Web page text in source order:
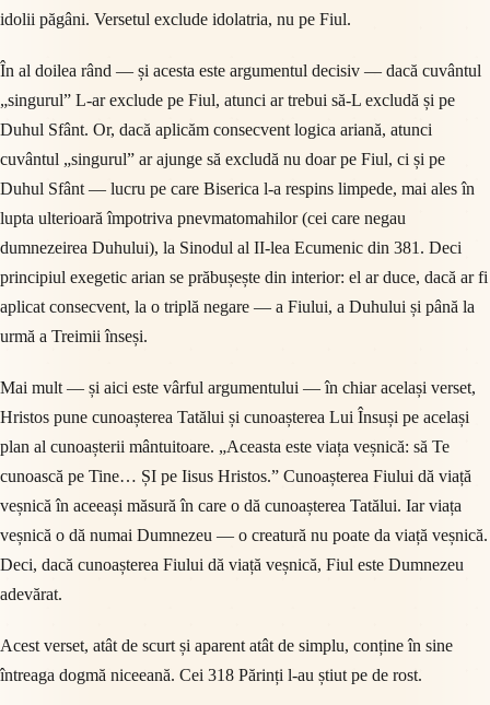
idolii păgâni. Versetul exclude idolatria, nu pe Fiul.
În al doilea rând — și acesta este argumentul decisiv — dacă cuvântul
„singurul” L-ar exclude pe Fiul, atunci ar trebui să-L excludă și pe
Duhul Sfânt. Or, dacă aplicăm consecvent logica ariană, atunci
cuvântul „singurul” ar ajunge să excludă nu doar pe Fiul, ci și pe
Duhul Sfânt — lucru pe care Biserica l-a respins limpede, mai ales în
lupta ulterioară împotriva pnevmatomahilor (cei care negau
dumnezeirea Duhului), la Sinodul al II-lea Ecumenic din 381. Deci
principiul exegetic arian se prăbușește din interior: el ar duce, dacă ar fi
aplicat consecvent, la o triplă negare — a Fiului, a Duhului și până la
urmă a Treimii înseși.
Mai mult — și aici este vârful argumentului — în chiar același verset,
Hristos pune cunoașterea Tatălui și cunoașterea Lui Însuși pe același
plan al cunoașterii mântuitoare. „Aceasta este viața veșnică: să Te
cunoască pe Tine… ȘI pe Iisus Hristos.” Cunoașterea Fiului dă viață
veșnică în aceeași măsură în care o dă cunoașterea Tatălui. Iar viața
veșnică o dă numai Dumnezeu — o creatură nu poate da viață veșnică.
Deci, dacă cunoașterea Fiului dă viață veșnică, Fiul este Dumnezeu
adevărat.
Acest verset, atât de scurt și aparent atât de simplu, conține în sine
întreaga dogmă niceeană. Cei 318 Părinți l-au știut pe de rost.